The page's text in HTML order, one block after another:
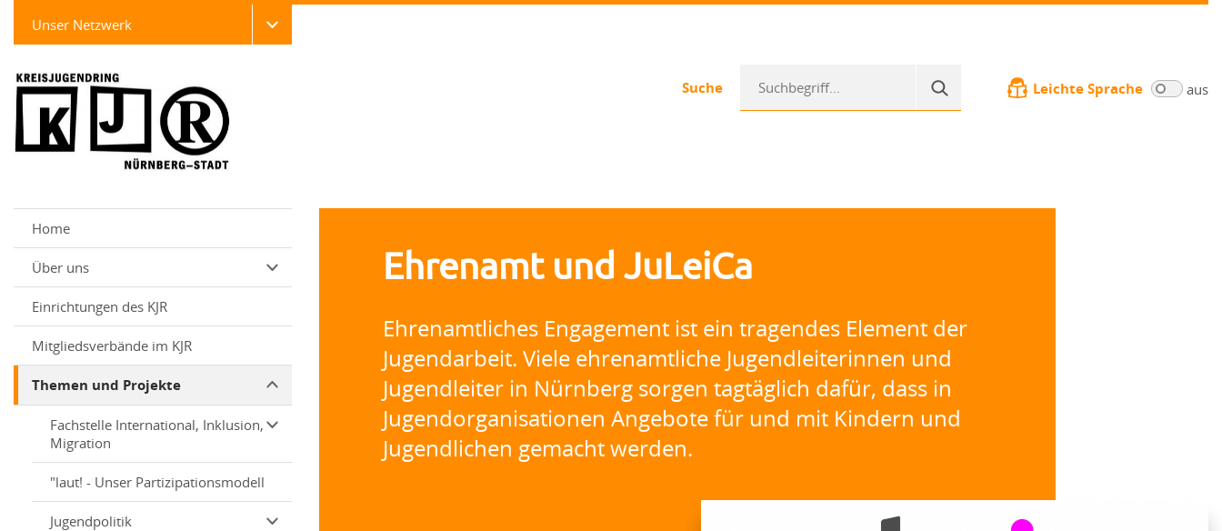
Unser Netzwerk
Suche Leichte Sprache aus
Home
Über uns
Einrichtungen des KJR
Mitgliedsverbände im KJR
Themen und Projekte
Fachstelle International, Inklusion,
Migration
"laut! - Unser Partizipationsmodell
Jugendpolitik
Ehrenamt und JuLeiCa
Ehrenamtliches Engagement ist ein tragendes Element der
Jugendarbeit. Viele ehrenamtliche Jugendleiterinnen und
Jugendleiter in Nürnberg sorgen tagtäglich dafür, dass in
Jugendorganisationen Angebote für und mit Kindern und
Jugendlichen gemacht werden.